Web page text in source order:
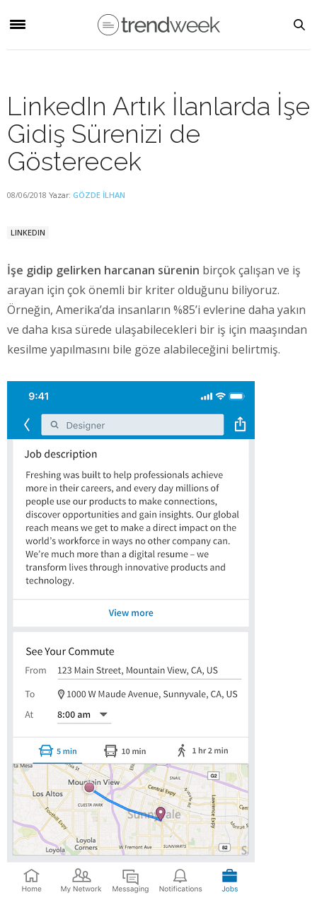
LinkedIn Artık İlanlarda İşe
Gidiş Sürenizi de
Gösterecek
08/06/2018 Yazar: GÖZDE İLHAN
LINKEDIN
İşe gidip gelirken harcanan sürenin birçok çalışan ve iş
arayan için çok önemli bir kriter olduğunu biliyoruz.
Örneğin, Amerika’da insanların %85’i evlerine daha yakın
ve daha kısa sürede ulaşabilecekleri bir iş için maaşından
kesilme yapılmasını bile göze alabileceğini belirtmiş.